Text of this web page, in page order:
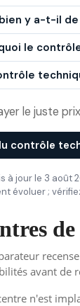
y a-t-il
le
le juste
contrôle
à jour le 3 août
évoluer ;
avant de
n'est